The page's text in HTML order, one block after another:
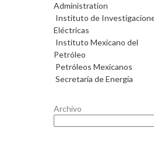
Administration
Instituto de
Eléctricas
Instituto Mexicano del
Petróleo
Petróleos Mexicanos
Secretaría de Energía
Archivo